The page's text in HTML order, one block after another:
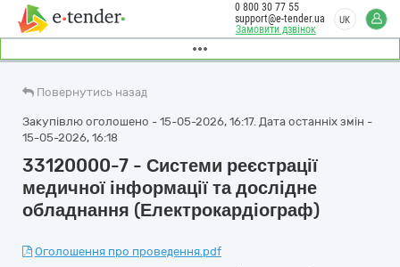
Замовити дзвінок
0 800 30 77 55
support@e-tender.ua
UK
Повернутись назад
Закупівлю оголошено - 15-05-2026, 16:17. Дата останніх змін -
15-05-2026, 16:18
33120000-7 - Системи реєстрації
медичної інформації та дослідне
обладнання (Електрокардіограф)
Оголошення про проведення.pdf